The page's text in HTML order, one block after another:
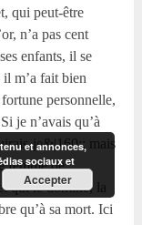
qui peut-être
n’a pas cent
enfants, il se
m’a fait bien
personnelle,
je n’avais qu’à
je&|160;; mais
femme de
qui le domine, la
qu’à sa mort. Ici
et annonces,
sociaux et
Accepter